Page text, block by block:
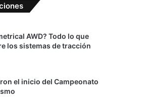
AWD? Todo lo que
los sistemas de tracción
el inicio del Campeonato